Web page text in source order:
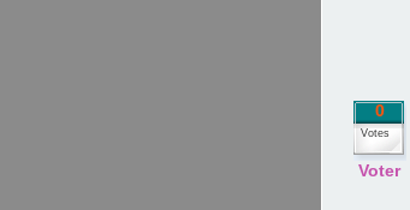
0
Votes
Voter